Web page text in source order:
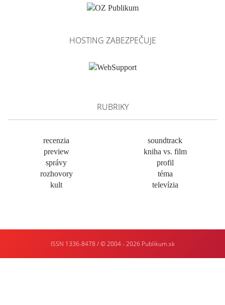
HOSTING ZABEZPEČUJE
RUBRIKY
recenzia
preview
správy
rozhovory
kult
soundtrack
kniha vs. film
profil
téma
televízia
ISSN 1336-8478 / © 2004 - 2026 Publikum.sk